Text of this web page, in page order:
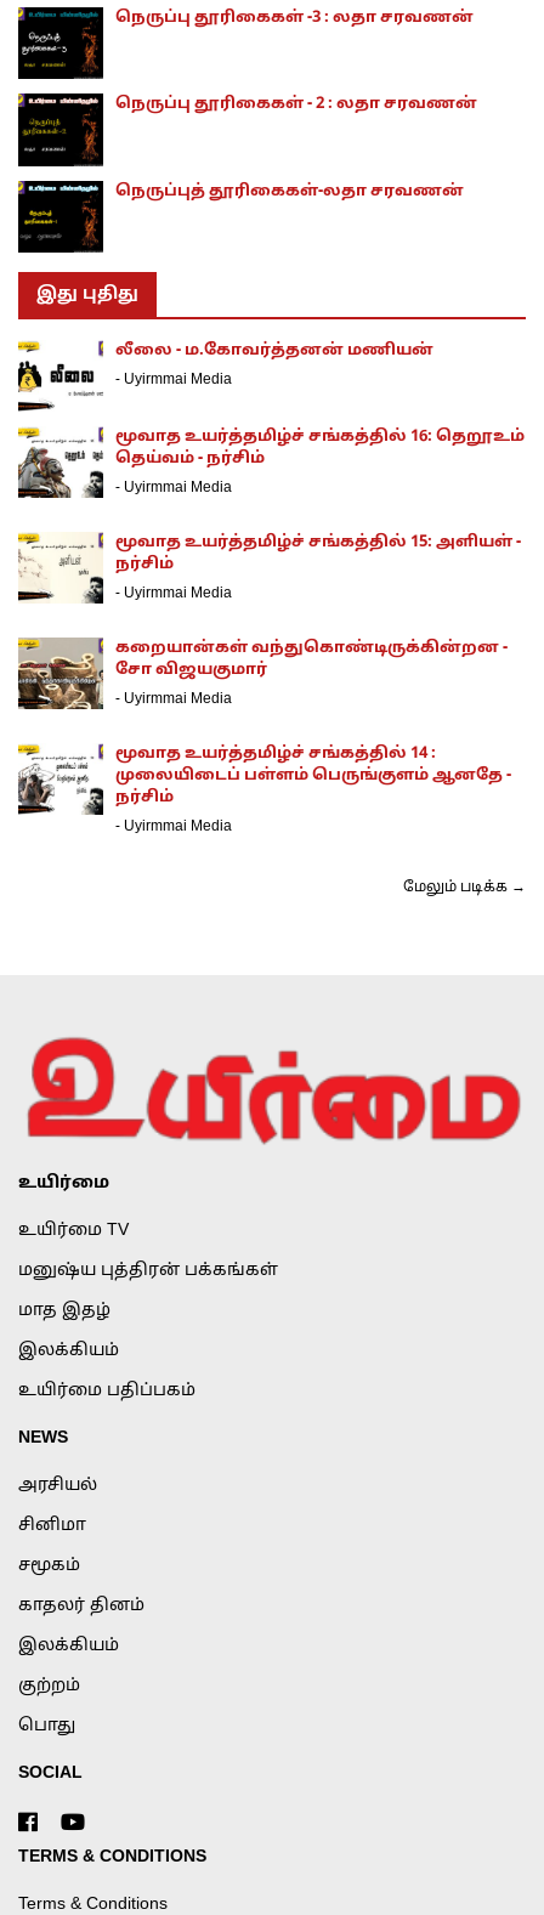
நெருப்பு தூரிகைகள் -3 : லதா சரவணன்
நெருப்பு தூரிகைகள் - 2 : லதா சரவணன்
நெருப்புத் தூரிகைகள்-லதா சரவணன்
இது புதிது
லீலை - ம.கோவர்த்தனன் மணியன்
- Uyirmmai Media
மூவாத உயர்த்தமிழ்ச் சங்கத்தில் 16: தெறூஉம்
தெய்வம் - நர்சிம்
- Uyirmmai Media
மூவாத உயர்த்தமிழ்ச் சங்கத்தில் 15: அளியள் -
நர்சிம்
- Uyirmmai Media
கறையான்கள் வந்துகொண்டிருக்கின்றன -
சோ விஜயகுமார்
- Uyirmmai Media
மூவாத உயர்த்தமிழ்ச் சங்கத்தில் 14 :
முலையிடைப் பள்ளம் பெருங்குளம் ஆனதே -
நர்சிம்
- Uyirmmai Media
மேலும் படிக்க →
உயிர்மை
உயிர்மை TV
மனுஷ்ய புத்திரன் பக்கங்கள்
மாத இதழ்
இலக்கியம்
உயிர்மை பதிப்பகம்
NEWS
அரசியல்
சினிமா
சமூகம்
காதலர் தினம்
இலக்கியம்
குற்றம்
பொது
SOCIAL
TERMS & CONDITIONS
Terms & Conditions